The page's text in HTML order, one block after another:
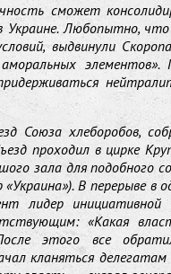
сможет
Украине. Любопытно,
выдвинули
элементов».
Союза хлеборобов,
проходил в цирке
зала для подобного
В перерыве в
лидер инициативной
«Какая
этого все
кланяться делегатам